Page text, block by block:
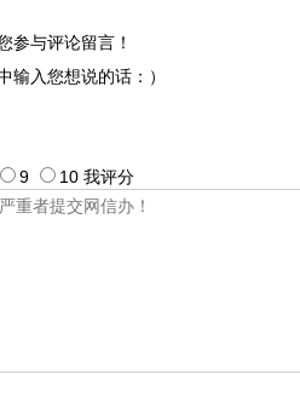
参与评论留言！
输入您想说的话：）
9 10 我评分